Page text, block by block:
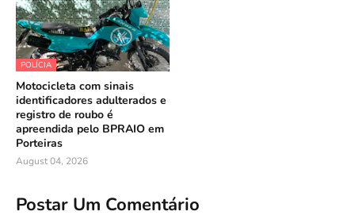
POLÍCIA
Motocicleta com sinais
identificadores adulterados e
registro de roubo é
apreendida pelo BPRAIO em
Porteiras
August 04, 2026
Postar Um Comentário